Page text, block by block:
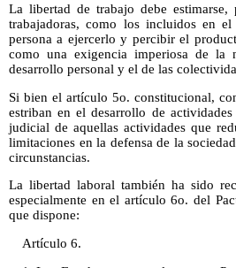
La libertad de trabajo debe
trabajadoras, como los incluidos en
persona a ejercerlo y percibir el
como una exigencia imperiosa de la
desarrollo personal y el de las
Si bien el artículo 5o. constitucional,
estriban en el desarrollo de
judicial de aquellas actividades que
limitaciones en la defensa de la
circunstancias.
La libertad laboral también ha sido
especialmente en el artículo 6o. del
que dispone:
Artículo 6.